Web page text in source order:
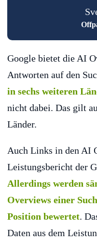
Google bietet die AI
Antworten auf den
in sechs weiteren
nicht dabei. Das gilt
Länder.
Auch Links in den AI
Leistungsbericht der
Allerdings werden
Overviews einer
Position bewertet.
Daten aus dem